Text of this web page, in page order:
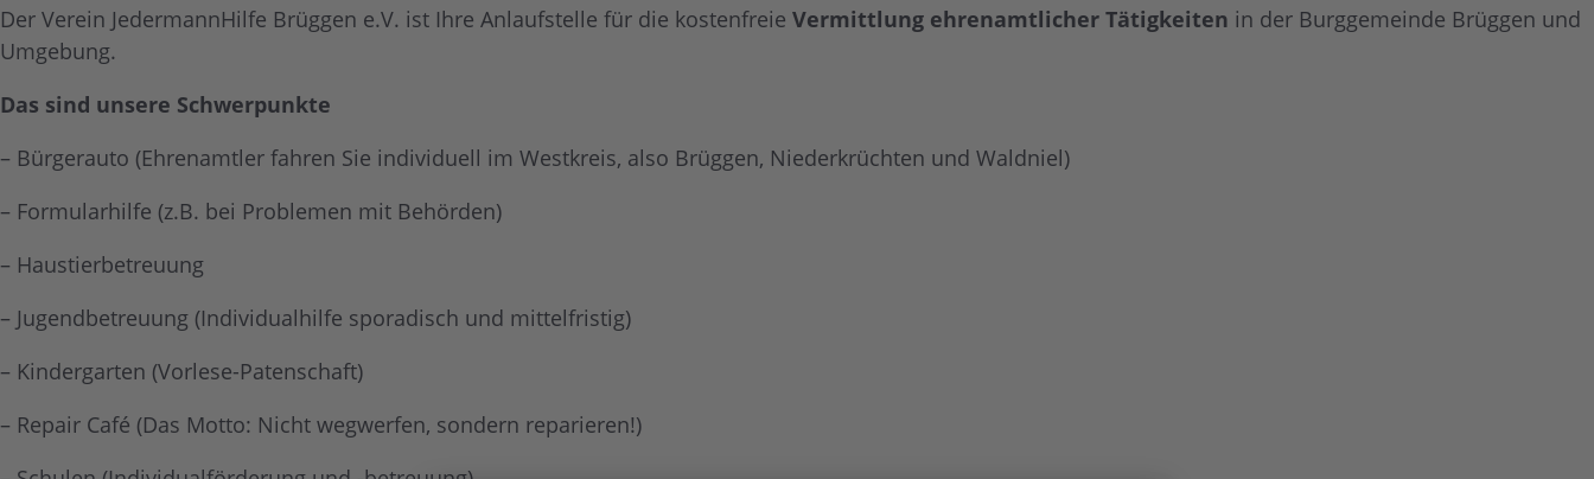
Der Verein JedermannHilfe Brüggen e.V. ist Ihre Anlaufstelle für die kostenfreie Vermittlung ehrenamtlicher Tätigkeiten in der Burggemeinde Brüggen und
Umgebung.
Das sind unsere Schwerpunkte
– Bürgerauto (Ehrenamtler fahren Sie individuell im Westkreis, also Brüggen, Niederkrüchten und Waldniel)
– Formularhilfe (z.B. bei Problemen mit Behörden)
– Haustierbetreuung
– Jugendbetreuung (Individualhilfe sporadisch und mittelfristig)
– Kindergarten (Vorlese-Patenschaft)
– Repair Café (Das Motto: Nicht wegwerfen, sondern reparieren!)